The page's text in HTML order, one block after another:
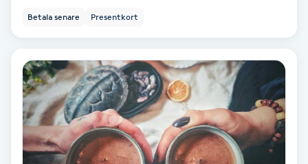
Gellack
Gravidmassage
Gravidyoga
Betala senare Presentkort